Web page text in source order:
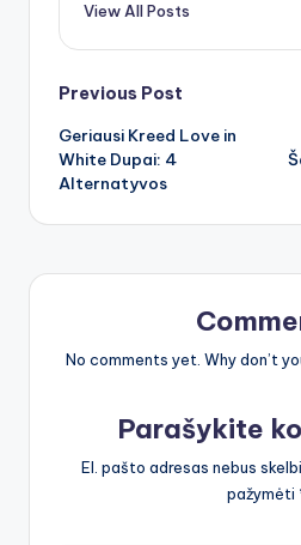
View All Posts
Post
navigation
Previous Post
Geriausi Kreed Love in
White Dupai: 4
Alternatyvos
No comments yet. Why don’t
Parašykite
El. pašto adresas nebus
pažymėti